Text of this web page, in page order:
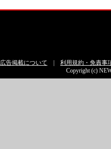
広告掲載について
利用規約・免責事
Copyright (c)